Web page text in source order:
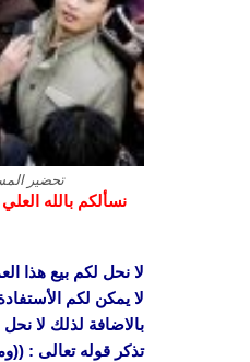
تحضير
نسألكم بالله
لا نحل لكم بيع هذا
لا يمكن لكم
بالاضافة لذلك لا
تذكر قوله تعالى :